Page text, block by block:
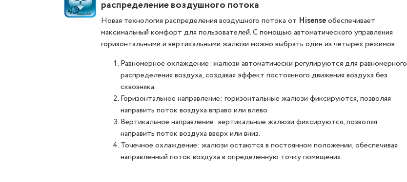
распределение воздушного потока
Новая технология распределения воздушного потока от Hisenseобеспечивает
максимальный комфорт для пользователей. С помощью автоматического управления
горизонтальными и вертикальными жалюзи можно выбрать один из четырех режимов:
Равномерное охлаждение: жалюзи автоматически регулируются для равномерного
распределения воздуха, создавая эффект постоянного движения воздуха без
сквозняка.
Горизонтальное направление: горизонтальные жалюзи фиксируются, позволяя
направить поток воздуха вправо или влево.
Вертикальное направление: вертикальные жалюзи фиксируются, позволяя
направить поток воздуха вверх или вниз.
Точечное охлаждение: жалюзи остаются в постоянном положении, обеспечивая
направленный поток воздуха в определенную точку помещения.